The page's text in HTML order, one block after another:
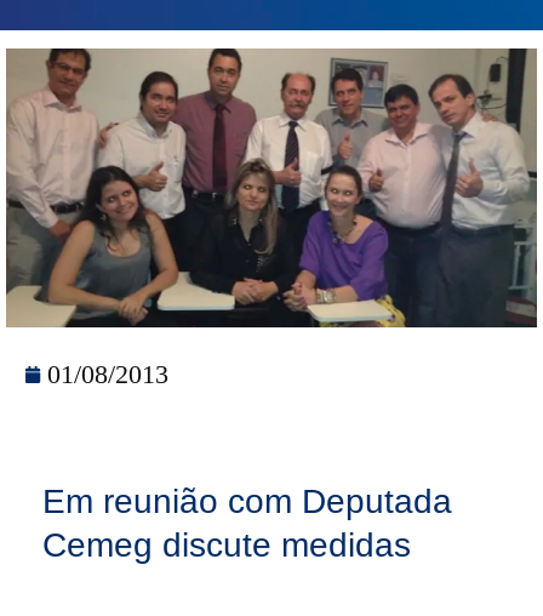
01/08/2013
Em reunião com Deputada
Cemeg discute medidas